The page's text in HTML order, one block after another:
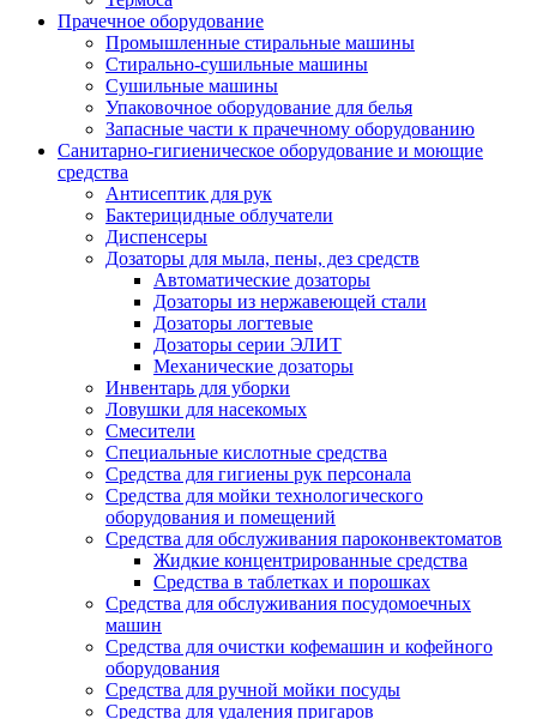
Прачечное оборудование
Промышленные стиральные машины
Стирально-сушильные машины
Сушильные машины
Упаковочное оборудование для белья
Запасные части к прачечному оборудованию
Санитарно-гигиеническое оборудование и моющие
средства
Антисептик для рук
Бактерицидные облучатели
Диспенсеры
Дозаторы для мыла, пены, дез средств
Автоматические дозаторы
Дозаторы из нержавеющей стали
Дозаторы логтевые
Дозаторы серии ЭЛИТ
Механические дозаторы
Инвентарь для уборки
Ловушки для насекомых
Смесители
Специальные кислотные средства
Средства для гигиены рук персонала
Средства для мойки технологического
оборудования и помещений
Средства для обслуживания пароконвектоматов
Жидкие концентрированные средства
Средства в таблетках и порошках
Средства для обслуживания посудомоечных
машин
Средства для очистки кофемашин и кофейного
оборудования
Средства для ручной мойки посуды
Средства для удаления пригаров